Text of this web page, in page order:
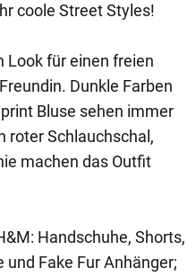
coole Street Styles!
Look für einen freien
Dunkle Farben
Bluse sehen immer
roter Schlauchschal,
machen das Outfit
Handschuhe, Shorts,
und Fake Fur Anhänger;